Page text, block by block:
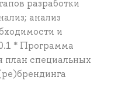
разработки
анализ
и
* Программа
план специальных